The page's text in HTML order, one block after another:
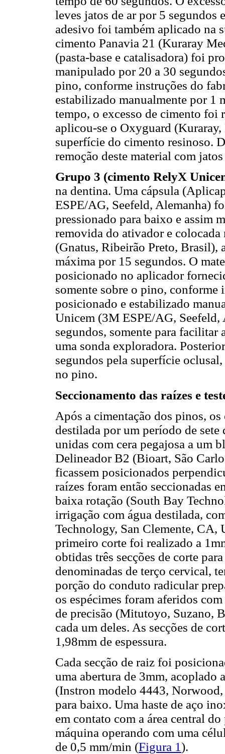
leves jatos de ar por 5 segundos
adesivo foi também aplicado na
cimento Panavia 21 (Kuraray
(pasta-base e catalisadora) foi
manipulado por 20 a 30
pino, conforme instruções do
estabilizado manualmente por 1
tempo, o excesso de cimento foi
aplicou-se o Oxyguard
superfície do cimento resinoso.
remoção deste material com
Grupo 3 (cimento RelyX
na dentina. Uma cápsula
ESPE/AG, Seefeld, Alemanha)
pressionado para baixo e assim
removida do ativador e
(Gnatus, Ribeirão Preto, Brasil),
máxima por 15 segundos. O
posicionado no aplicador
somente sobre o pino,
posicionado e estabilizado
Unicem (3M ESPE/AG,
segundos, somente para facilitar
uma sonda exploradora.
segundos pela superfície
no pino.
Seccionamento das raízes e
Após a cimentação dos pinos, os
destilada por um período de sete
unidas com cera pegajosa a um
Delineador B2 (Bioart, São
ficassem posicionados
raízes foram então seccionadas
baixa rotação (South Bay
irrigação com água destilada,
Technology, San Clemente, CA,
primeiro corte foi realizado a
obtidas três secções de corte
denominadas de terço cervical,
porção do conduto radicular
os espécimes foram aferidos
de precisão (Mitutoyo, Suzano,
cada um deles. As secções de
1,98mm de espessura.
Cada secção de raiz foi
uma abertura de 3mm, acoplado
(Instron modelo 4443,
para baixo. Uma haste de aço
em contato com a área central
máquina operando com uma
de 0,5 mm/min (Figura 1).